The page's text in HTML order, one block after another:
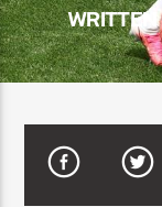
CURRENT TRACK
TITLE
ARTIST